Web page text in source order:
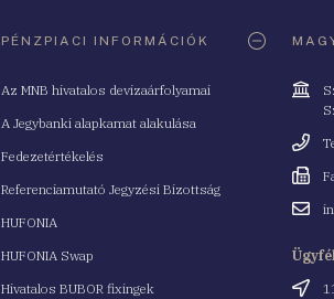
PÉNZPIACI INFORMÁCIÓK
Az MNB hivatalos devizaárfolyamai
A Jegybanki alapkamat alakulása
Fedezetértékelés
Referenciamutató Jegyzési Bizottság
HUFONIA
HUFONIA Swap
Hivatalos BUBOR fixingek
Cím
Fax
Email
Cím